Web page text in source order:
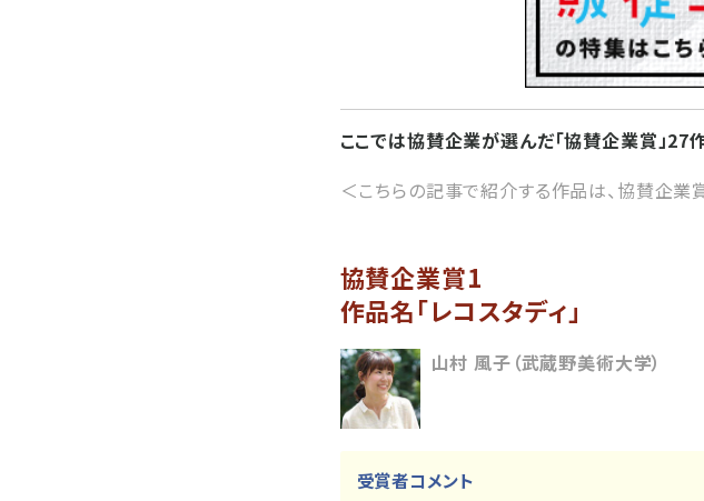
ここでは協賛企業が選んだ「協賛企業賞」27
＜こちらの記事で紹介する作品は、協賛企業
協賛企業賞1
作品名「レコスタディ」
山村 風子（武蔵野美術大学）
受賞者コメント